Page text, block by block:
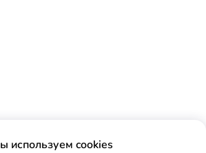
Мы используем cookies